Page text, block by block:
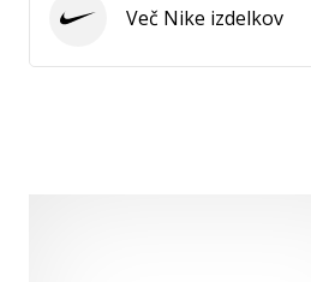
Nike Več Nike izdelkov